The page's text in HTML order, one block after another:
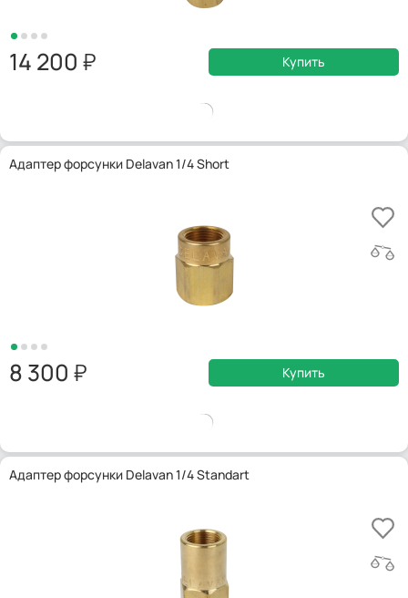
14 200 Купить
Адаптер форсунки Delavan 1/4 Short
8 300 Купить
Адаптер форсунки Delavan 1/4 Standart